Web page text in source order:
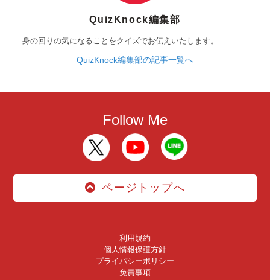
QuizKnock編集部
身の回りの気になることをクイズでお伝えいたします。
QuizKnock編集部の記事一覧へ
Follow Me
ページトップへ
利用規約
個人情報保護方針
プライバシーポリシー
免責事項